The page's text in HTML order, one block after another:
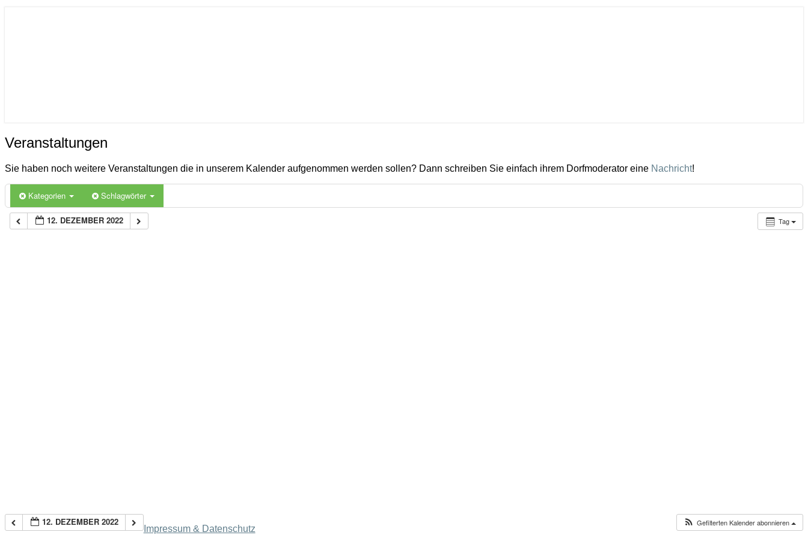
Veranstaltungen
Veranstaltungen
Sie haben noch weitere Veranstaltungen die in unserem Kalender aufgenommen werden sollen? Dann schreiben Sie einfach ihrem Dorfmoderator eine Nachricht!
Kategorien Schlagwörter
Tag
12. DEZEMBER 2022
12. DEZEMBER 2022 Gefilterten Kalender abonnieren
Impressum & Datenschutz